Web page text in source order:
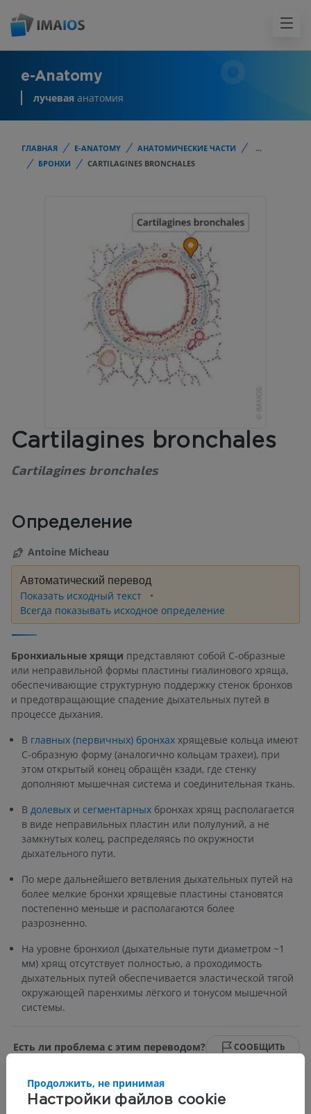
e-Anatomy
лучевая анатомия
ГЛАВНАЯ E-ANATOMY АНАТОМИЧЕСКИЕ ЧАСТИ
...
БРОНХИ
CARTILAGINES BRONCHALES
Cartilagines bronchales
Cartilagines bronchales
Определение
Antoine Micheau
Автоматический перевод
Показать исходный текст
Всегда показывать исходное определение
Бронхиальные хрящи представляют собой С-образные
или неправильной формы пластины гиалинового хряща,
обеспечивающие структурную поддержку стенок бронхов
и предотвращающие спадение дыхательных путей в
процессе дыхания.
В главных (первичных) бронхах хрящевые кольца имеют
С-образную форму (аналогично кольцам трахеи), при
этом открытый конец обращён кзади, где стенку
дополняют мышечная система и соединительная ткань.
В долевых и сегментарных бронхах хрящ располагается
в виде неправильных пластин или полулуний, а не
замкнутых колец, распределяясь по окружности
дыхательного пути.
По мере дальнейшего ветвления дыхательных путей на
более мелкие бронхи хрящевые пластины становятся
постепенно меньше и располагаются более
разрозненно.
На уровне бронхиол (дыхательные пути диаметром ~1
мм) хрящ отсутствует полностью, а проходимость
дыхательных путей обеспечивается эластической тягой
окружающей паренхимы лёгкого и тонусом мышечной
системы.
Есть ли проблема с этим переводом? СООБЩИТЬ
Галерея
Настройки файлов cookie
Продолжить, не принимая